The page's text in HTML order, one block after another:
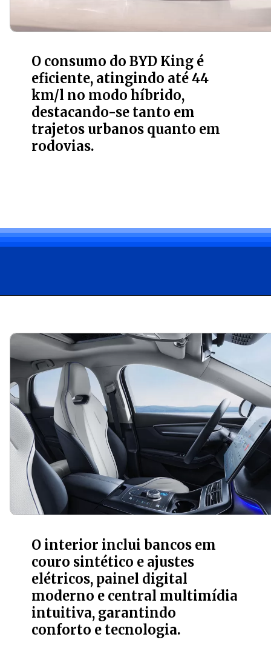
O consumo do BYD King é
eficiente, atingindo até 44
km/l no modo híbrido,
destacando-se tanto em
trajetos urbanos quanto em
rodovias.
O interior inclui bancos em
couro sintético e ajustes
elétricos, painel digital
moderno e central multimídia
intuitiva, garantindo
conforto e tecnologia.